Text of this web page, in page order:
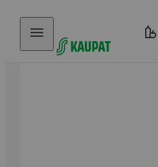
Hyppää sisältöön